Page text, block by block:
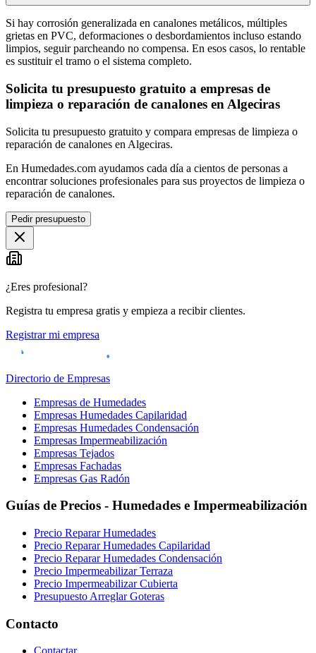
Si hay corrosión generalizada en canalones metálicos, múltiples
grietas en PVC, deformaciones o desbordamientos incluso estando
limpios, seguir parcheando no compensa. En esos casos, lo rentable
es sustituir el tramo o el sistema completo.
Solicita tu presupuesto gratuito a empresas de
limpieza o reparación de canalones en Algeciras
Solicita tu presupuesto gratuito y compara empresas de limpieza o
reparación de canalones en Algeciras.
En Humedades.com ayudamos cada día a cientos de personas a
encontrar soluciones profesionales para sus proyectos de limpieza o
reparación de canalones.
Pedir presupuesto
¿Eres profesional?
Registra tu empresa gratis y empieza a recibir clientes.
Registrar mi empresa
Directorio de Empresas
Empresas de Humedades
Empresas Humedades Capilaridad
Empresas Humedades Condensación
Empresas Impermeabilización
Empresas Tejados
Empresas Fachadas
Empresas Gas Radón
Guías de Precios - Humedades e Impermeabilización
Precio Reparar Humedades
Precio Reparar Humedades Capilaridad
Precio Reparar Humedades Condensación
Precio Impermeabilizar Terraza
Precio Impermeabilizar Cubierta
Presupuesto Arreglar Goteras
Contacto